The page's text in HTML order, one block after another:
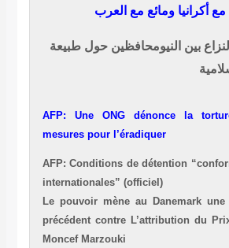
أكرانيا ومائع مع العرب
بين النيومحافظين حول طبيعة
AFP: Une ONG dénonce la
mesures pour l’éradiquer
AFP: Conditions de détention
internationales” (officiel)
Le pouvoir mène au Danemark une
précédent contre L’attribution du
Moncef Marzouki